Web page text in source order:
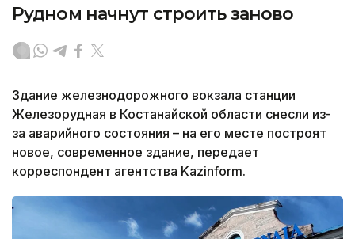
Рудном начнут строить заново
Здание железнодорожного вокзала станции
Железорудная в Костанайской области снесли из-
за аварийного состояния – на его месте построят
новое, современное здание, передает
корреспондент агентства Kazinform.